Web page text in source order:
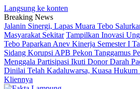
Langsung ke konten
Breaking News
Jalanin Sinergi, Lapas Muara Tebo
Masyarakat Sekitar Tampilkan Inovasi
Tebo Paparkan Anev Kinerja Semester I
Sidang Korupsi APB Pekon Tanggamus
Menggala Partisipasi Ikuti Donor Darah
Dinilai Telah Kadaluwarsa, Kuasa
Kliennya